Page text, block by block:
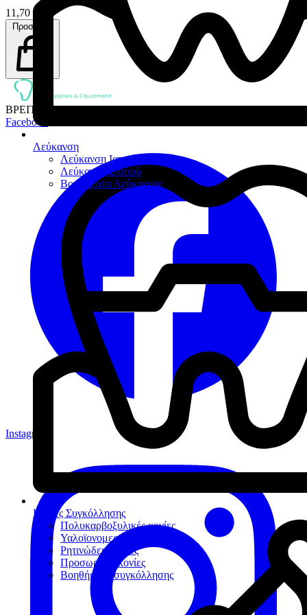
Λεύκανση
Λεύκανση Ιατρείου
Λεύκανση Σπιτιού
Βοηθήματα Λεύκανσης
Κονίες Συγκόλλησης
Πολυκαρβοξυλικές κονίες
Υαλοϊονομερείς κονίες
Ρητινώδεις κονίες
Προσωρινές κονίες
Βοηθήματα συγκόλλησης
11,70 €
Προσθήκη
ΒΡΕΙΤΕ ΜΑΣ ΣΤΑ SOCIAL MEDIA:
Facebook
Instagram